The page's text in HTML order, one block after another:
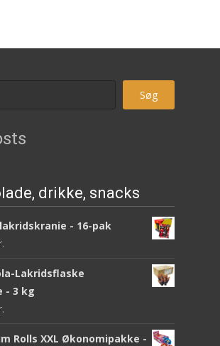
Søg
drikke, snacks
- 16-pak
Lakridsflaske
- 3 kg
Rolls XXL Økonomipakke -